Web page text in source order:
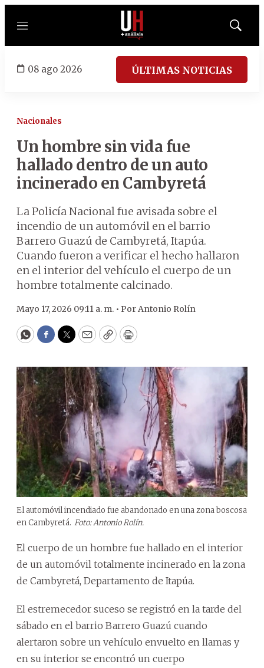
Menú
Mostrar
08 ago 2026 ÚLTIMAS NOTICIAS
Nacionales
Un hombre sin vida fue
hallado dentro de un auto
incinerado en Cambyretá
La Policía Nacional fue avisada sobre el
incendio de un automóvil en el barrio
Barrero Guazú de Cambyretá, Itapúa.
Cuando fueron a verificar el hecho hallaron
en el interior del vehículo el cuerpo de un
hombre totalmente calcinado.
Mayo 17, 2026 09:11 a. m. • PorAntonio Rolín
WhatsApp
Facebook
Twitter
EmailCopyPrint
El automóvil incendiado fue abandonado en una zona boscosa
en Cambyretá. Foto: Antonio Rolín.
El cuerpo de un hombre fue hallado en el interior
de un automóvil totalmente incinerado en la zona
de Cambyretá, Departamento de Itapúa.
El estremecedor suceso se registró en la tarde del
sábado en el barrio Barrero Guazú cuando
alertaron sobre un vehículo envuelto en llamas y
en su interior se encontró un cuerpo